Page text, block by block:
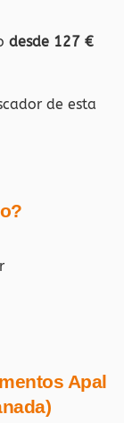
desde 127 €
de esta
Apal